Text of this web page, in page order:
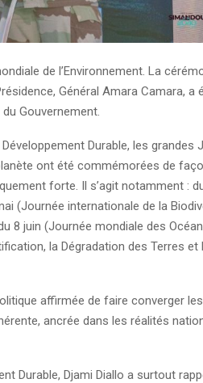
de l’Environnement. La
Général Amara Camara, a
Gouvernement.
Durable, les grandes
ont été commémorées de
forte. Il s’agit notamment :
(Journée internationale de la
8 juin (Journée mondiale des
la Dégradation des Terres et
affirmée de faire converger les
ancrée dans les réalités
Durable, Djami Diallo a surtout